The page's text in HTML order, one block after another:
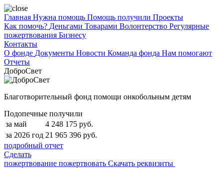
Главная Нужна помощь Помощь получили Проекты
Как помочь? Деньгами Товарами Волонтерство Регулярные
пожертвования Бизнесу
Контакты
О фонде Документы Новости Команда фонда Нам помогают
Отчеты
ДоброСвет
Благотворительный фонд помощи онкобольным детям
Подопечные получили
за май
4 248 175 руб.
за 2026 год 21 965 396 руб.
подробный отчет
Сделать
пожертвование пожертвовать Скачать реквизиты